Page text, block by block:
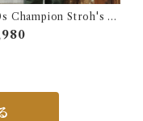
Champion Stroh's W
T-Shirt Size XL /
ピオン トリコ タグ 染み